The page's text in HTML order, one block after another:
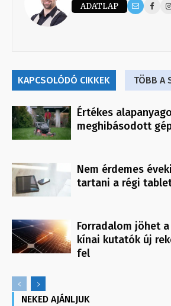
ADATLAP
KAPCSOLÓDÓ CIKKEK TÖBB A
Értékes
meghibásodott
Nem érdemes
tartani a régi
Forradalom jöhet
kínai kutatók új
fel
NEKED AJÁNLJUK